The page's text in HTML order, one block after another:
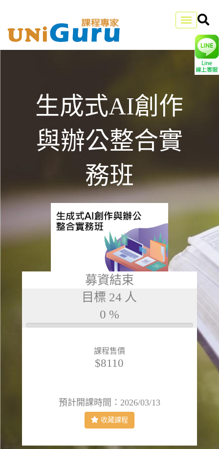
Toggle
生成式AI創作
與辦公整合實
務班
募資結束
目標 24 人
0 %
0%
課程售價
$8110
預計開課時間：2026/03/13
收藏課程